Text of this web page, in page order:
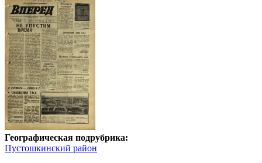
Географическая подрубрика:
Пустошкинский район